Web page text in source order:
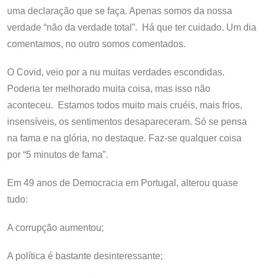
uma declaração que se faça. Apenas somos da nossa
verdade “não da verdade total”. Há que ter cuidado. Um dia
comentamos, no outro somos comentados.
O Covid, veio por a nu muitas verdades escondidas.
Poderia ter melhorado muita coisa, mas isso não
aconteceu. Estamos todos muito mais cruéis, mais frios,
insensíveis, os sentimentos desapareceram. Só se pensa
na fama e na glória, no destaque. Faz-se qualquer coisa
por “5 minutos de fama”.
Em 49 anos de Democracia em Portugal, alterou quase
tudo:
A corrupção aumentou;
A política é bastante desinteressante;